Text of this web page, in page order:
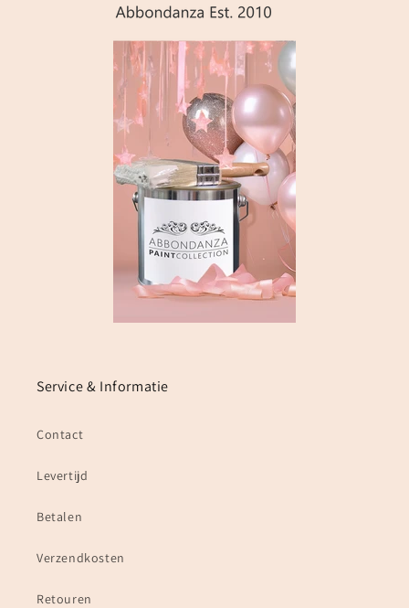
Service & Informatie
Contact
Levertijd
Betalen
Verzendkosten
Retouren